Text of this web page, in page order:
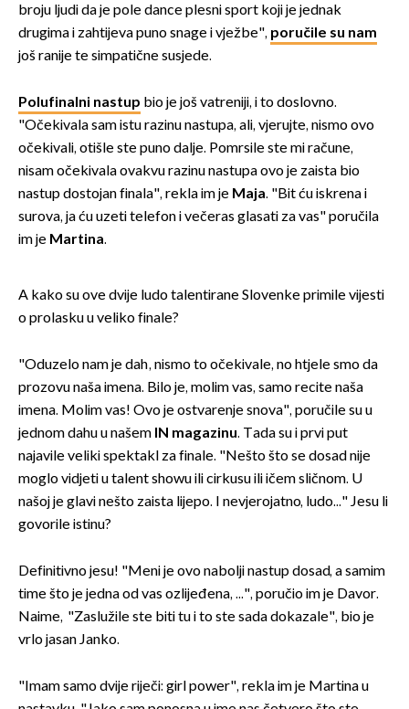
broju ljudi da je pole dance plesni sport koji je jednak
drugima i zahtijeva puno snage i vježbe", poručile su nam
još ranije te simpatične susjede.
Polufinalni nastup bio je još vatreniji, i to doslovno.
"Očekivala sam istu razinu nastupa, ali, vjerujte, nismo ovo
očekivali, otišle ste puno dalje. Pomrsile ste mi račune,
nisam očekivala ovakvu razinu nastupa ovo je zaista bio
nastup dostojan finala", rekla im je Maja. "Bit ću iskrena i
surova, ja ću uzeti telefon i večeras glasati za vas" poručila
im je Martina.
A kako su ove dvije ludo talentirane Slovenke primile vijesti
o prolasku u veliko finale?
"Oduzelo nam je dah, nismo to očekivale, no htjele smo da
prozovu naša imena. Bilo je, molim vas, samo recite naša
imena. Molim vas! Ovo je ostvarenje snova", poručile su u
jednom dahu u našem IN magazinu. Tada su i prvi put
najavile veliki spektakl za finale. "Nešto što se dosad nije
moglo vidjeti u talent showu ili cirkusu ili ičem sličnom. U
našoj je glavi nešto zaista lijepo. I nevjerojatno, ludo..." Jesu li
govorile istinu?
Definitivno jesu! "Meni je ovo nabolji nastup dosad, a samim
time što je jedna od vas ozlijeđena, ...", poručio im je Davor.
Naime, "Zaslužile ste biti tu i to ste sada dokazale", bio je
vrlo jasan Janko.
"Imam samo dvije riječi: girl power", rekla im je Martina u